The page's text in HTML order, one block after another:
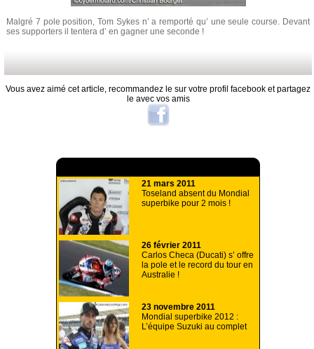
Malgré 7 pole position, Tom Sykes n’ a remporté qu’ une seule course. Devant
ses supporters il tentera d’ en gagner une seconde !
Vous avez aimé cet article, recommandez le sur votre profil facebook et partagez
le avec vos amis
21 mars 2011
Toseland absent du Mondial
superbike pour 2 mois !
26 février 2011
Carlos Checa (Ducati) s’ offre
la pole et le record du tour en
Australie !
23 novembre 2011
Mondial superbike 2012 :
L’équipe Suzuki au complet